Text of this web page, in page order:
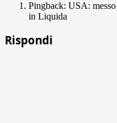
Pingback: USA:
in Liquida
Rispondi